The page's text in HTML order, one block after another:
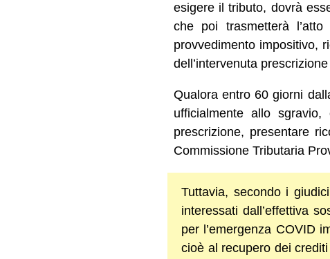
esigere il tributo, dovrà
che poi trasmetterà
provvedimento impositivo,
dell’intervenuta
Qualora entro 60 giorni
ufficialmente allo sgravio,
prescrizione, presentare
Commissione Tributaria
Tuttavia, secondo i
interessati dall’effettiva
per l’emergenza COVID
cioè al recupero dei